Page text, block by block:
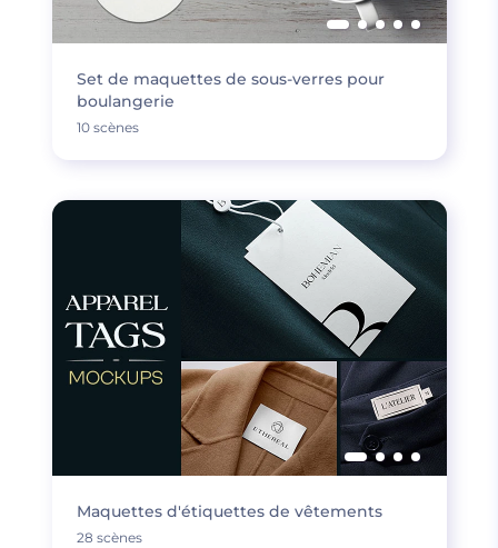
Set de maquettes de sous-verres pour
boulangerie
10 scènes
Maquettes d'étiquettes de vêtements
28 scènes